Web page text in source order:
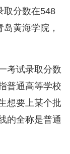
取分数在548
黄海学院，
考试录取分数
普通高等学校
想要上某个批
的全称是普通